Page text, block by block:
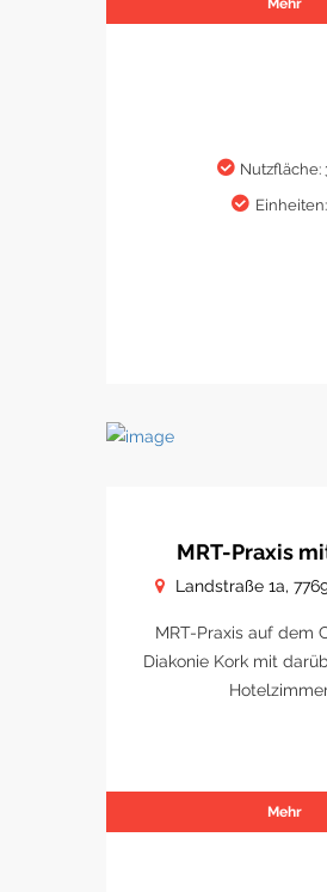
Mehr
Nutzfläche:
MRT-Praxis
Landstraße 1a,
MRT-Praxis auf dem
Diakonie Kork mit
Mehr